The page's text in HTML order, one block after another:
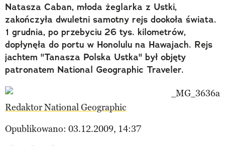
Natasza Caban, młoda żeglarka z Ustki,
zakończyła dwuletni samotny rejs dookoła świata.
1 grudnia, po przebyciu 26 tys. kilometrów,
dopłynęła do portu w Honolulu na Hawajach. Rejs
jachtem "Tanasza Polska Ustka" był objęty
patronatem National Geographic Traveler.
Redaktor National Geographic
Opublikowano: 03.12.2009, 14:37